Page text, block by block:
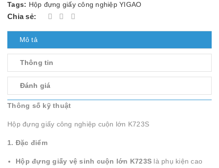
Tags: Hộp đựng giấy công nghiệp YIGAO
Chia sẻ:
Mô tả
Thông tin
Đánh giá
Thông số kỹ thuật
Hộp đựng giấy công nghiệp cuộn lớn K723S
1. Đặc điểm
Hộp đựng giấy vệ sinh cuộn lớn K723S là phụ kiện cao